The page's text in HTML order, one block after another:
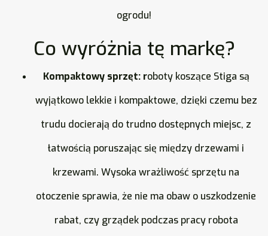
ogrodu!
Co wyróżnia tę markę?
Kompaktowy sprzęt: roboty koszące Stiga są
wyjątkowo lekkie i kompaktowe, dzięki czemu bez
trudu docierają do trudno dostępnych miejsc, z
łatwością poruszając się między drzewami i
krzewami. Wysoka wrażliwość sprzętu na
otoczenie sprawia, że nie ma obaw o uszkodzenie
rabat, czy grządek podczas pracy robota